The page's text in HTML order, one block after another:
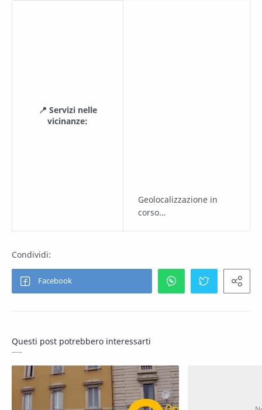
📍 Servizi nelle
vicinanze:
Geolocalizzazione in
corso…
Questi post potrebbero interessarti